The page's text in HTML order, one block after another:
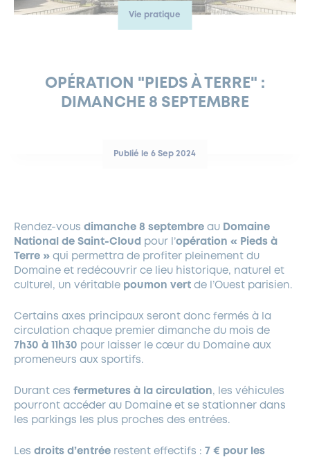
EAU POTABLE ET ASSAINISSEMENT
DÉCLARATION DE CATASTROPHE NATURELLE
LOCATION DE SALLES
INFORMATIONS PRATIQUES
SUBVENTIONS
FERMETURES EXCEPTIONNELLES
PANNEAUX D’AFFICHAGE LIBRE
GRÖBENZELL
DÉVELOPPEMENT DURABLE
DEMANDE D’ABATTAGE
GESTION DU PATRIMOINE ARBORÉ
Vie pratique
OPÉRATION "PIEDS À TERRE" :
DIMANCHE 8 SEPTEMBRE
Publié le 6 Sep 2024
Rendez-vous dimanche 8 septembre au Domaine
National de Saint-Cloud pour l’opération « Pieds à
Terre » qui permettra de profiter pleinement du
Domaine et redécouvrir ce lieu historique, naturel et
culturel, un véritable poumon vert de l’Ouest parisien.
Certains axes principaux seront donc fermés à la
circulation chaque premier dimanche du mois de
7h30 à 11h30 pour laisser le cœur du Domaine aux
promeneurs aux sportifs.
Durant ces fermetures à la circulation, les véhicules
pourront accéder au Domaine et se stationner dans
les parkings les plus proches des entrées.
Les droits d’entrée restent effectifs : 7 € pour les